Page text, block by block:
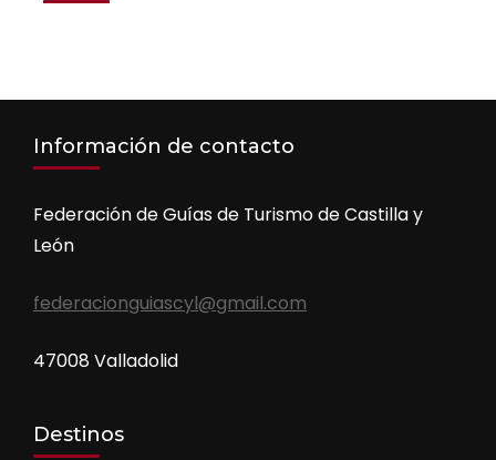
Información de contacto
Federación de Guías de Turismo de Castilla y
León
federacionguiascyl@gmail.com
47008 Valladolid
Destinos